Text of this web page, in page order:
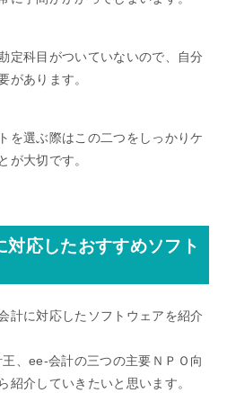
定科目がついていないので、自分
があります。
を選ぶ際はこの二つをしっかりケ
が大切です。
対応したおすすめソフト
計に対応したソフトウェアを紹介
、ee-会計の三つの主要ＮＰＯ向
紹介していきたいと思います。